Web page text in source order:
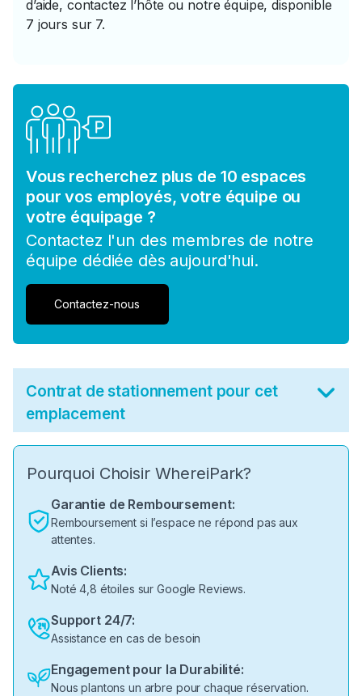
d’aide, contactez l’hôte ou notre équipe, disponible
7 jours sur 7.
Vous recherchez plus de 10 espaces
pour vos employés, votre équipe ou
votre équipage ?
Contactez l'un des membres de notre
équipe dédiée dès aujourd'hui.
Contactez-nous
Contrat de stationnement pour cet
emplacement
Pourquoi Choisir WhereiPark?
Garantie de Remboursement:
Remboursement si l’espace ne répond pas aux
attentes.
Avis Clients:
Noté 4,8 étoiles sur Google Reviews.
Support 24/7:
Assistance en cas de besoin
Engagement pour la Durabilité:
Nous plantons un arbre pour chaque réservation.